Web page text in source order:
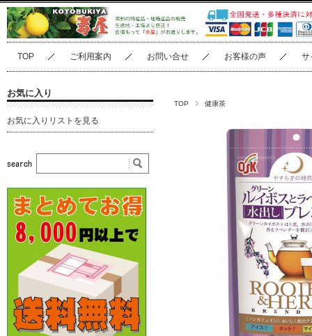
TOP ご利用案内 お問い合せ お客様の声 サ
TOP 健康茶
お気に入り
お気に入りリストを見る